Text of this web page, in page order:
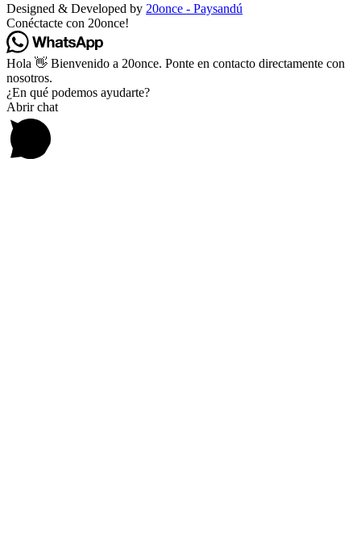
Designed & Developed by 20once - Paysandú
Conéctacte con 20once!
Hola 👋 Bienvenido a 20once. Ponte en contacto directamente con
nosotros.
¿En qué podemos ayudarte?
Abrir chat